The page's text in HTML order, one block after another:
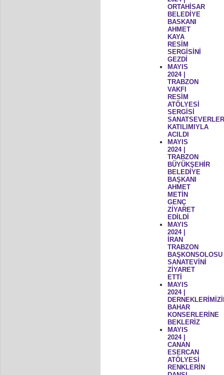
ORTAHİSAR
BELEDİYE
BASKANI
AHMET
KAYA
RESİM
SERGİSİNİ
GEZDİ
MAYIS
2024 |
TRABZON
VAKFI
RESİM
ATÖLYESİ
SERGİSİ
KATILIMIYLA
ACILDI
MAYIS
2024 |
TRABZON
BÜYÜKŞEHİR
BELEDİYE
BAŞKANI
AHMET
METİN
GENÇ
ZİYARET
EDİLDİ
MAYIS
2024 |
İRAN
TRABZON
BAŞKONSOLOSU
SANATEVİNİ
ZİYARET
ETTİ
MAYIS
2024 |
BAHAR
KONSERLERİNE
BEKLERİZ
MAYIS
2024 |
CANAN
ESERCAN
ATÖLYESİ
RENKLERİN